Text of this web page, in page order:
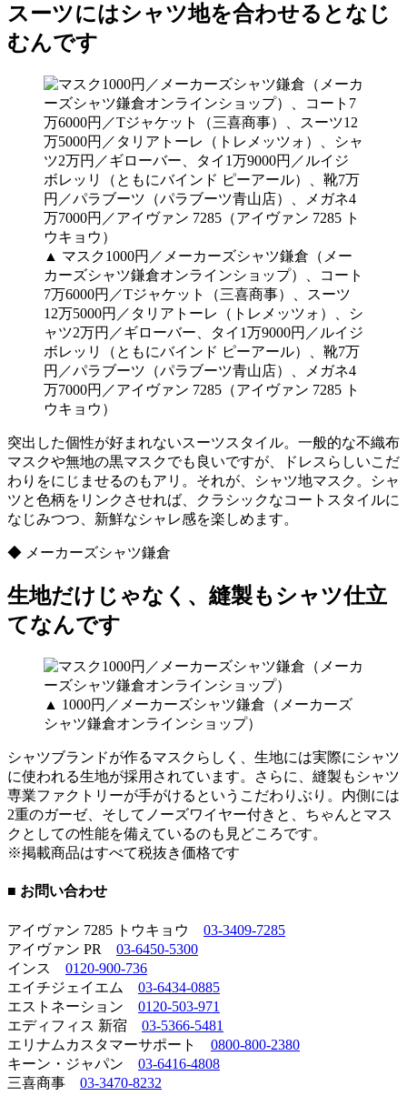
スーツにはシャツ地を合わせるとなじ
むんです
▲ マスク1000円／メーカーズシャツ鎌倉（メー
カーズシャツ鎌倉オンラインショップ）、コート
7万6000円／Tジャケット（三喜商事）、スーツ
12万5000円／タリアトーレ（トレメッツォ）、シ
ャツ2万円／ギローバー、タイ1万9000円／ルイジ
ボレッリ（ともにバインド ピーアール）、靴7万
円／パラブーツ（パラブーツ青山店）、メガネ4
万7000円／アイヴァン 7285（アイヴァン 7285 ト
ウキョウ）
突出した個性が好まれないスーツスタイル。一般的な不織布
マスクや無地の黒マスクでも良いですが、ドレスらしいこだ
わりをにじませるのもアリ。それが、シャツ地マスク。シャ
ツと色柄をリンクさせれば、クラシックなコートスタイルに
なじみつつ、新鮮なシャレ感を楽しめます。
◆ メーカーズシャツ鎌倉
生地だけじゃなく、縫製もシャツ仕立
てなんです
▲ 1000円／メーカーズシャツ鎌倉（メーカーズ
シャツ鎌倉オンラインショップ）
シャツブランドが作るマスクらしく、生地には実際にシャツ
に使われる生地が採用されています。さらに、縫製もシャツ
専業ファクトリーが手がけるというこだわりぶり。内側には
2重のガーゼ、そしてノーズワイヤー付きと、ちゃんとマス
クとしての性能を備えているのも見どころです。
※掲載商品はすべて税抜き価格です
■ お問い合わせ
アイヴァン 7285 トウキョウ 03-3409-7285
アイヴァン PR 03-6450-5300
インス 0120-900-736
エイチジェイエム 03-6434-0885
エストネーション 0120-503-971
エディフィス 新宿 03-5366-5481
エリナムカスタマーサポート 0800-800-2380
キーン・ジャパン 03-6416-4808
三喜商事 03-3470-8232